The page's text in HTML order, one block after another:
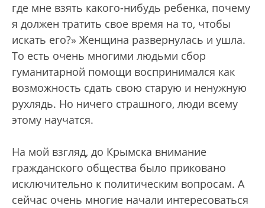
где мне взять какого-нибудь ребенка, почему
я должен тратить свое время на то, чтобы
искать его?» Женщина развернулась и ушла.
То есть очень многими людьми сбор
гуманитарной помощи воспринимался как
возможность сдать свою старую и ненужную
рухлядь. Но ничего страшного, люди всему
этому научатся.
На мой взгляд, до Крымска внимание
гражданского общества было приковано
исключительно к политическим вопросам. А
сейчас очень многие начали интересоваться